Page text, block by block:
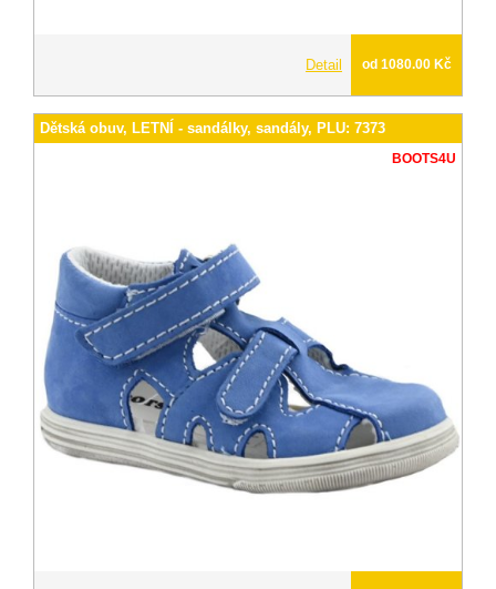
Detail od 1080.00 Kč
Dětská obuv, LETNÍ - sandálky, sandály, PLU: 7373
BOOTS4U